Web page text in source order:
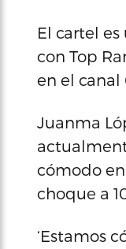
El cartel
con Top
en el canal
Juanma
cómodo en
choque a
‘Estamos